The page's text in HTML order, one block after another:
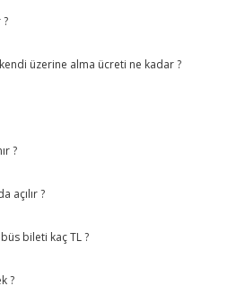
üzerine alma ücreti ne kadar ?
?
açılır ?
bileti kaç TL ?
?